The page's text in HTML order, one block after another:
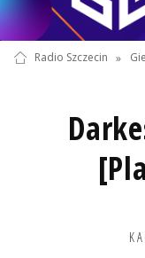
Radio Szczecin »